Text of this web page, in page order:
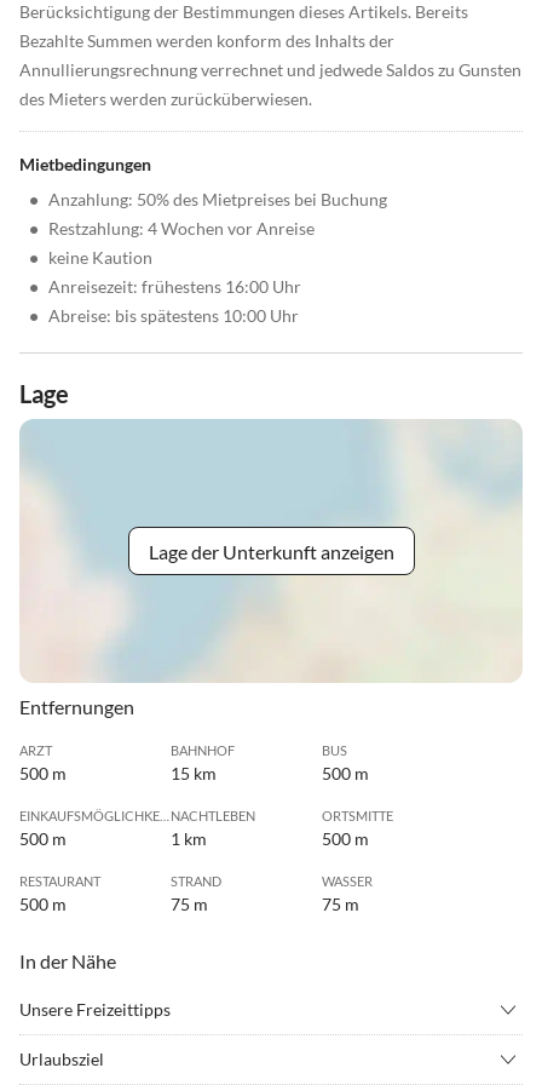
Berücksichtigung der Bestimmungen dieses Artikels. Bereits
Bezahlte Summen werden konform des Inhalts der
Annullierungsrechnung verrechnet und jedwede Saldos zu Gunsten
des Mieters werden zurücküberwiesen.
Mietbedingungen
• Anzahlung: 50% des Mietpreises bei Buchung
• Restzahlung: 4 Wochen vor Anreise
• keine Kaution
• Anreisezeit: frühestens 16:00 Uhr
• Abreise: bis spätestens 10:00 Uhr
Lage
Lage der Unterkunft anzeigen
Entfernungen
ARZT
500 m
BAHNHOF
15 km
BUS
500 m
500 m
NACHTLEBEN
1 km
ORTSMITTE
500 m
RESTAURANT
500 m
STRAND
75 m
WASSER
75 m
In der Nähe
Unsere Freizeittipps
Urlaubsziel